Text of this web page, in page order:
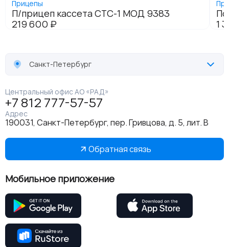
Санкт-Петербург
Центральный офис АО «РАД»
+7 812 777-57-57
Адрес
190031, Санкт-Петербург, пер. Гривцова, д. 5, лит. В
Обратная связь
Мобильное приложение